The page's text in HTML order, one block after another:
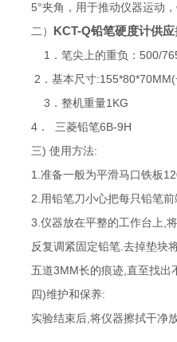
5°夹角，用于推动仪器运动
二） KCT-Q铅笔硬度计供应
1．笔尖上的重负：500/
2．基本尺寸
3．整机重量1KG
4． 三菱铅笔6B-9H
三) 使用方法:
1.准备一般为平滑马口铁板
2.用铅笔刀小心把每只铅笔
3.仪器放在平整的工作台上,
反复调紧固定铅笔.去掉垫块
五道3MM长的痕迹,直至找出
四)维护和保养:
实验结束后,将仪器擦拭干净